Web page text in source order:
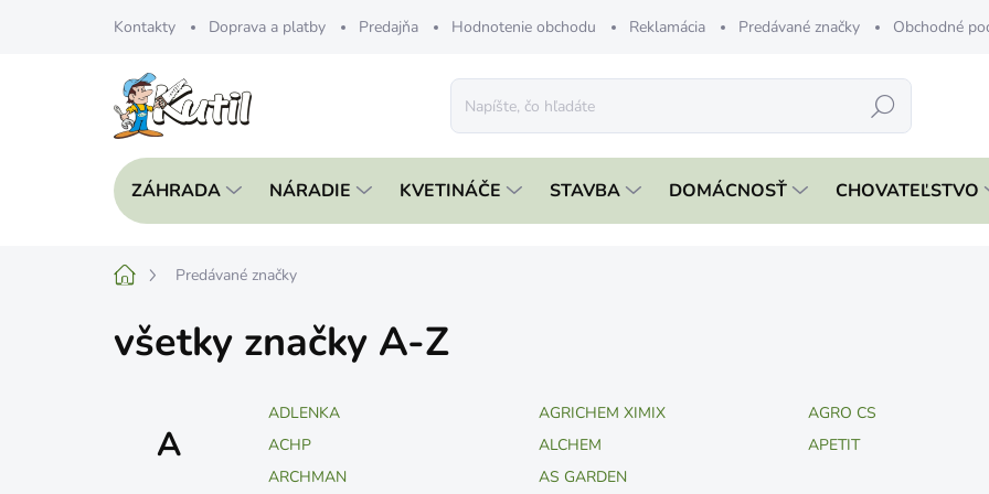
Kontakty Doprava a platby Predajňa Hodnotenie obchodu Reklamácia Predávané značky Obchodné
Hľadať
ZÁHRADA NÁRADIE KVETINÁČE STAVBA DOMÁCNOSŤ CHOVATEĽSTVO
DomovPredávané značky
všetky značky A-Z
A
ADLENKA AGRICHEM XIMIX AGRO CS
ACHP
ALCHEM APETIT
ARCHMAN
AS GARDEN